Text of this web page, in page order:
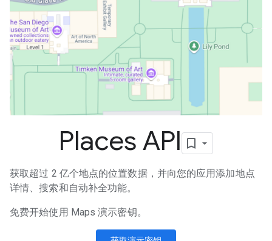
Places API
获取超过 2 亿个地点的位置数据，并向您的应用添加地点
详情、搜索和自动补全功能。
免费开始使用 Maps 演示密钥。